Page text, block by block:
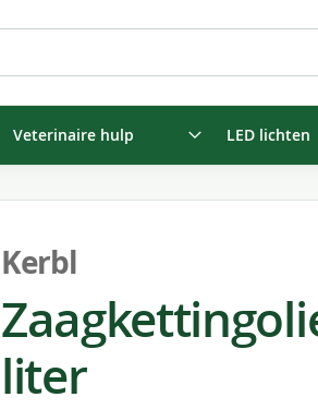
Veterinaire hulp LED lichten
Kerbl
liter